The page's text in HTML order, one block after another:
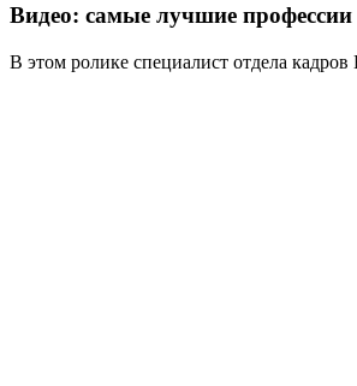
Видео: самые лучшие профессии
В этом ролике специалист отдела